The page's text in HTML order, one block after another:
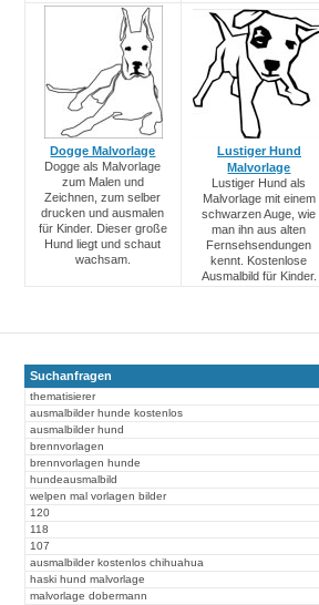
Dogge Malvorlage
Dogge als Malvorlage
zum Malen und
Zeichnen, zum selber
drucken und ausmalen
für Kinder. Dieser große
Hund liegt und schaut
wachsam.
Lustiger Hund
Malvorlage
Lustiger Hund als
Malvorlage mit einem
schwarzen Auge, wie
man ihn aus alten
Fernsehsendungen
kennt. Kostenlose
Ausmalbild für Kinder.
Suchanfragen
thematisierer
ausmalbilder hunde kostenlos
ausmalbilder hund
brennvorlagen
brennvorlagen hunde
hundeausmalbild
welpen mal vorlagen bilder
120
118
107
ausmalbilder kostenlos chihuahua
haski hund malvorlage
malvorlage dobermann